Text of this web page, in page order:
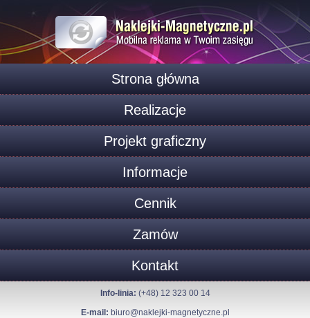
Strona główna
Realizacje
Projekt graficzny
Informacje
Cennik
Zamów
Kontakt
Info-linia: (+48) 12 323 00 14
E-mail: biuro@naklejki-magnetyczne.pl